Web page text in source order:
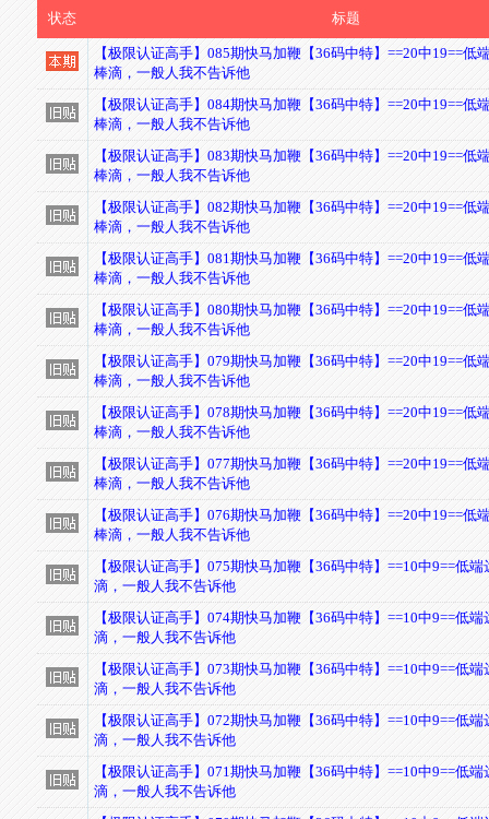
状态 标题
【极限认证高手】085期快马加鞭【36码中特】==20中19==低
棒滴，一般人我不告诉他
【极限认证高手】084期快马加鞭【36码中特】==20中19==低
棒滴，一般人我不告诉他
【极限认证高手】083期快马加鞭【36码中特】==20中19==低
棒滴，一般人我不告诉他
【极限认证高手】082期快马加鞭【36码中特】==20中19==低
棒滴，一般人我不告诉他
【极限认证高手】081期快马加鞭【36码中特】==20中19==低
棒滴，一般人我不告诉他
【极限认证高手】080期快马加鞭【36码中特】==20中19==低
棒滴，一般人我不告诉他
【极限认证高手】079期快马加鞭【36码中特】==20中19==低
棒滴，一般人我不告诉他
【极限认证高手】078期快马加鞭【36码中特】==20中19==低
棒滴，一般人我不告诉他
【极限认证高手】077期快马加鞭【36码中特】==20中19==低
棒滴，一般人我不告诉他
【极限认证高手】076期快马加鞭【36码中特】==20中19==低
棒滴，一般人我不告诉他
【极限认证高手】075期快马加鞭【36码中特】==10中9==低
滴，一般人我不告诉他
【极限认证高手】074期快马加鞭【36码中特】==10中9==低
滴，一般人我不告诉他
【极限认证高手】073期快马加鞭【36码中特】==10中9==低
滴，一般人我不告诉他
【极限认证高手】072期快马加鞭【36码中特】==10中9==低
滴，一般人我不告诉他
【极限认证高手】071期快马加鞭【36码中特】==10中9==低
滴，一般人我不告诉他